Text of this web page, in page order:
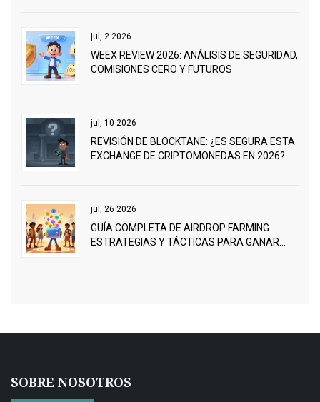
jul, 2 2026
WEEX REVIEW 2026: ANÁLISIS DE SEGURIDAD,
COMISIONES CERO Y FUTUROS
jul, 10 2026
REVISIÓN DE BLOCKTANE: ¿ES SEGURA ESTA
EXCHANGE DE CRIPTOMONEDAS EN 2026?
jul, 26 2026
GUÍA COMPLETA DE AIRDROP FARMING:
ESTRATEGIAS Y TÁCTICAS PARA GANAR
SOBRE NOSOTROS